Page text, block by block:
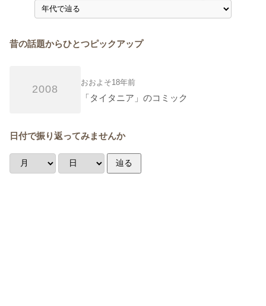
昔の話題からひとつピックアップ
2008
おおよそ18年前
「タイタニア」のコミック
日付で振り返ってみませんか
辿る